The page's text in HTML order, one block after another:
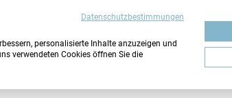
Datenschutzbestimmungen
personalisierte Inhalte anzuzeigen und
verwendeten Cookies öffnen Sie die